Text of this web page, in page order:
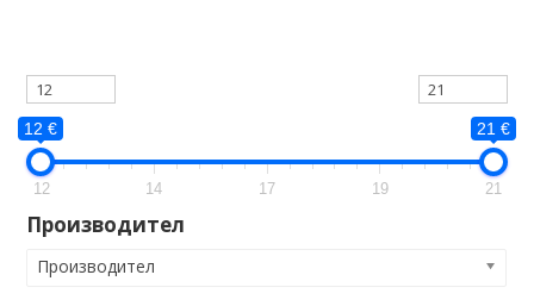
12 € 21 €
12 14 17 19 21
Производител
Производител